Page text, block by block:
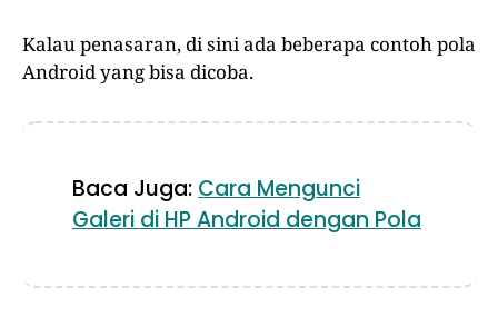
Kalau penasaran, di sini ada beberapa contoh pola
Android yang bisa dicoba.
Baca Juga: Cara Mengunci
Galeri di HP Android dengan Pola